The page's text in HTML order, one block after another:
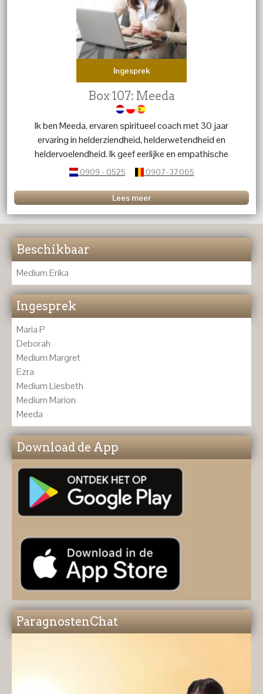
Ingesprek
Box 107: Meeda
Ik ben Meeda, ervaren spiritueel coach met 30 jaar
ervaring in helderziendheid, helderwetendheid en
heldervoelendheid. Ik geef eerlijke en empathische
inzichten via tarot, Lenormand en koffiedik om jou meer
0909 - 0525 0907-37065
Lees meer
Beschikbaar
Medium Erika
Ingesprek
Maria P
Deborah
Medium Margret
Ezra
Medium Liesbeth
Medium Marion
Meeda
Download de App
ParagnostenChat